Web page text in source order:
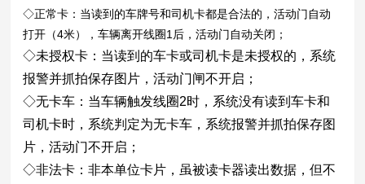
◇正常卡：当读到的车牌号和司机卡都是合法的，活动门自动
打开（4米），车辆离开线圈1后，活动门自动关闭；
◇未授权卡：当读到的车卡或司机卡是未授权的，系统
报警并抓拍保存图片，活动门闸不开启；
◇无卡车：当车辆触发线圈2时，系统没有读到车卡和
司机卡时，系统判定为无卡车，系统报警并抓拍保存图
片，活动门不开启；
◇非法卡：非本单位卡片，虽被读卡器读出数据，但不